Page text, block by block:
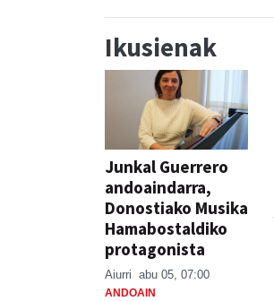
Ikusienak
Junkal Guerrero
andoaindarra,
Donostiako Musika
Hamabostaldiko
protagonista
Aiurri abu 05, 07:00
ANDOAIN